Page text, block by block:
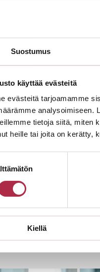
Suostumus
käyttää evästeitä
evästeitä tarjoamamme
analysoimiseen.
tietoja siitä, miten
heille tai joita on kerätty,
Kiellä
pöytäliinat,
044 3500 427
vielä viikkoa ennen tilaisuutta.